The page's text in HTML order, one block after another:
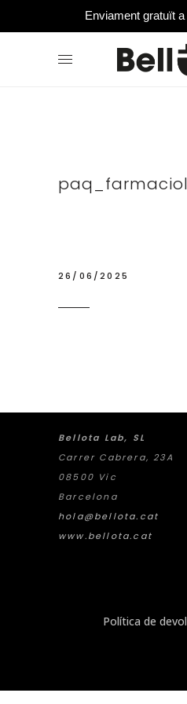
Enviament gratuït
26/06/2025
Bellota Lab, SL
Carrer Cabrera, 23A
08500 Vic
Barcelona
hola@bellota.cat
www.bellota.cat
Política de